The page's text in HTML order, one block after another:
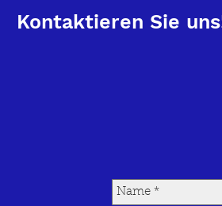
Kontaktieren Sie